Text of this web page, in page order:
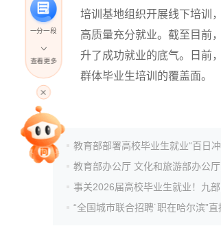
培训基地组织开展线下培训
高质量充分就业。截至目前
升了成功就业的底气。日前
群体毕业生培训的覆盖面。
一分一段
高考直播
专家指导课
查看更多